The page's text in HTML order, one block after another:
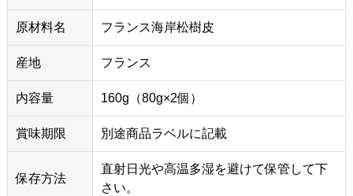
原材料名 フランス海岸松樹皮
産地 フランス
内容量 160g（80g×2個）
賞味期限 別途商品ラベルに記載
保存方法
直射日光や高温多湿を避けて保管して下
さい。